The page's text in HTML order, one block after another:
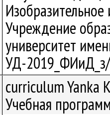
Учреждение
университет
УД-
curriculum Yanka
Учебная